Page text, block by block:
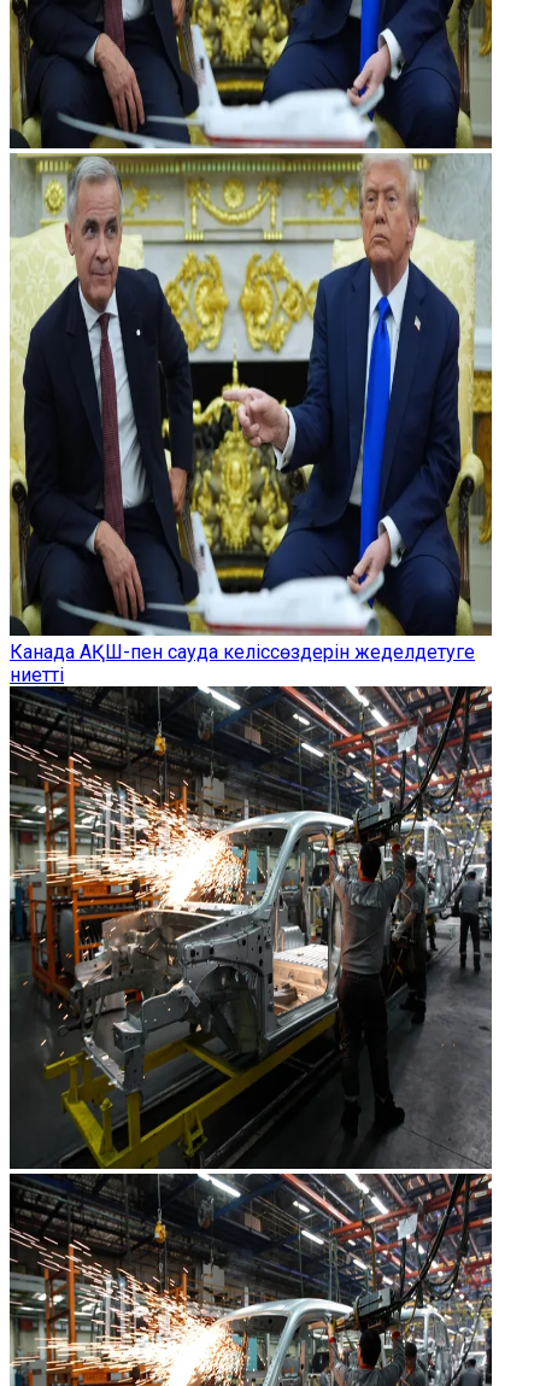
Канада АҚШ-пен сауда келіссөздерін жеделдетуге
ниетті